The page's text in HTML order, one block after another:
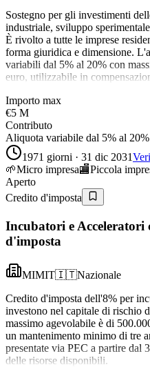
Sostegno per gli investimenti
industriale, sviluppo
È rivolto a tutte le imprese
forma giuridica e dimensione.
variabili dal 5% al 20% con
euro, utilizzabile in
Importo max
€5 M
Contributo
Aliquota variabile dal 5% al
1971 giorni · 31 dic 2031
🌱Micro impresa🏬Piccola
Aperto
Credito d'imposta
Incubatori e Acceleratori
d'imposta
MIMIT🇮🇹Nazionale
Credito d'imposta dell'8% per
investono nel capitale di rischio
massimo agevolabile è di
un mantenimento minimo di tre
presentate via PEC a partire dal
delle risorse disponibili.